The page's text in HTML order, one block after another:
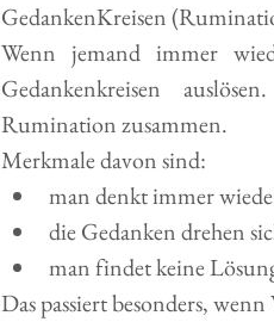
GedankenKreisen
Wenn jemand immer
Gedankenkreisen
Rumination zusammen.
Merkmale davon sind:
man denkt immer
die Gedanken drehen
man findet keine
Das passiert besonders,